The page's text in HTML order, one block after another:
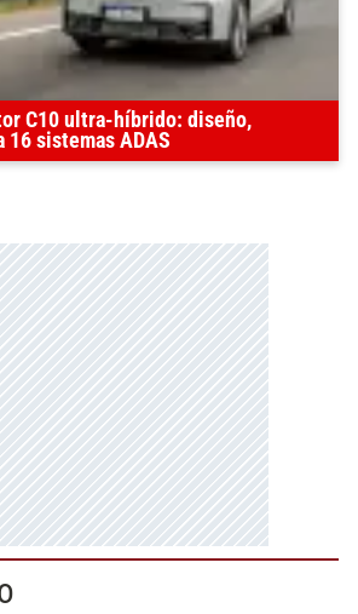
C10 ultra-híbrido: diseño,
sistemas ADAS